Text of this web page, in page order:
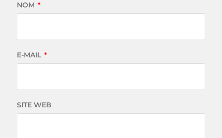
NOM *
E-MAIL *
SITE WEB